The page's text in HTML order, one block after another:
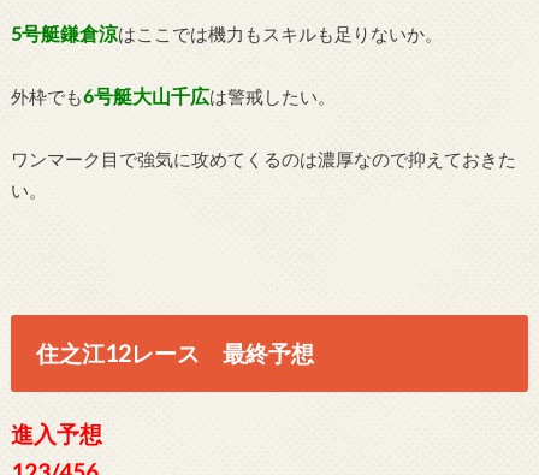
5号艇鎌倉涼はここでは機力もスキルも足りないか。
外枠でも6号艇大山千広は警戒したい。
ワンマーク目で強気に攻めてくるのは濃厚なので抑えておきた
い。
住之江12レース 最終予想
進入予想